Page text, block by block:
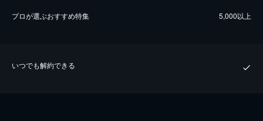
プロが選ぶおすすめ特集 5,000以上
いつでも解約できる